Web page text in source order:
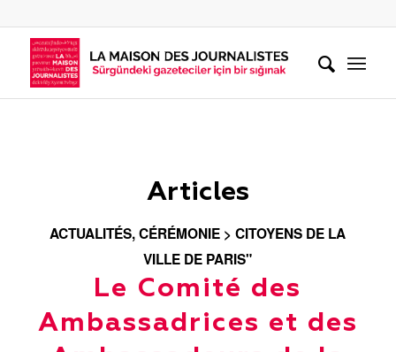
Articles
ACTUALITÉS,CÉRÉMONIE > CITOYENS DE LA
VILLE DE PARIS"
Le Comité des
Ambassadrices et des